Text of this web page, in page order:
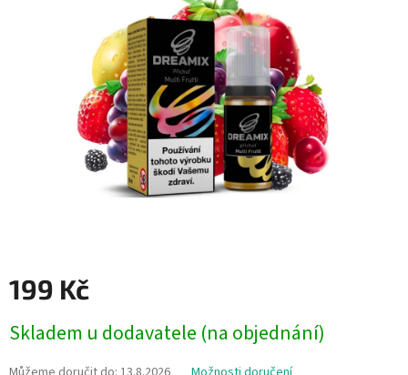
199 Kč
cena:
Skladem u dodavatele (na objednání)